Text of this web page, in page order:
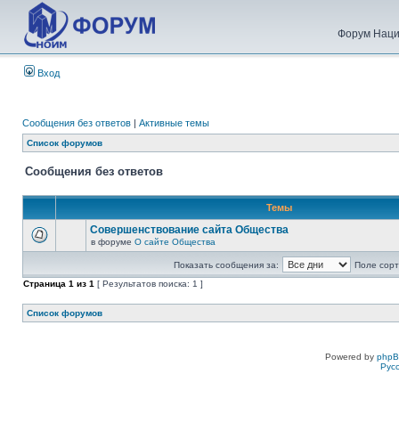
Форум
Вход
Сообщения без ответов | Активные темы
Список форумов
Сообщения без ответов
Темы
Совершенствование сайта Общества
в форуме О сайте Общества
Показать сообщения за:
Поле
Страница 1 из 1 [ Результатов поиска: 1 ]
Список форумов
Powered by